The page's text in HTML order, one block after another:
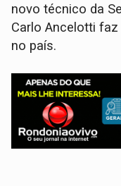
novo técnico da
Carlo Ancelotti
no país.